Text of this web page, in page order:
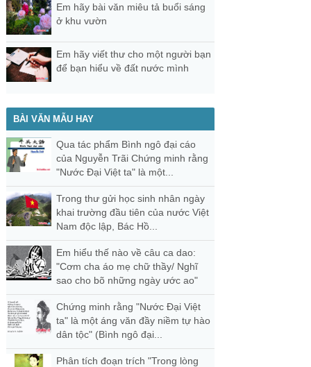
Em hãy bài văn miêu tả buổi sáng
ở khu vườn
Em hãy viết thư cho một người bạn
để bạn hiểu về đất nước mình
BÀI VĂN MẪU HAY
Qua tác phẩm Bình ngô đại cáo
của Nguyễn Trãi Chứng minh rằng
"Nước Đại Việt ta" là một...
Trong thư gửi học sinh nhân ngày
khai trường đầu tiên của nước Việt
Nam độc lập, Bác Hồ...
Em hiểu thế nào về câu ca dao:
"Cơm cha áo mẹ chữ thầy/ Nghĩ
sao cho bõ những ngày ước ao"
Chứng minh rằng "Nước Đại Việt
ta" là một áng văn đầy niềm tự hào
dân tộc" (Bình ngô đại...
Phân tích đoạn trích "Trong lòng